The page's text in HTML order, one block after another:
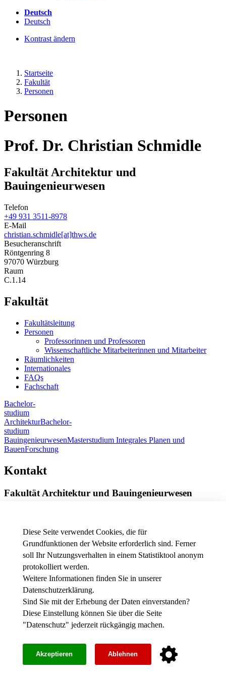
Diese Seite verwendet Cookies, die für
Grundfunktionen der Website erforderlich sind. Ferner
soll Ihr Nutzungsverhalten in einem Statistiktool anonym
protokolliert werden.
Weitere Informationen finden Sie in unserer
Datenschutzerklärung.
Sind Sie mit der Erhebung der Daten einverstanden?
Diese Einstellung können Sie über die Seite
"Datenschutz" jederzeit rückgängig machen.
Akzeptieren Ablehnen
Deutsch
Deutsch
Kontrast ändern
Startseite
Fakultät
Personen
Personen
Prof. Dr. Christian Schmidle
Fakultät Architektur und
Bauingenieurwesen
Telefon
+49 931 3511-8978
E-Mail
christian.schmidle[at]thws.de
Besucheranschrift
Röntgenring 8
97070 Würzburg
Raum
C.1.14
Fakultät
Fakultätsleitung
Personen
Professorinnen und Professoren
Wissenschaftliche Mitarbeiterinnen und Mitarbeiter
Räumlichkeiten
Internationales
FAQs
Fachschaft
Bachelor-
studium
ArchitekturBachelor-
studium
BauingenieurwesenMasterstudium Integrales Planen und
BauenForschung
Kontakt
Fakultät Architektur und Bauingenieurwesen
Telefon
+49 931 3511-9002
E-Maildekanat.fab[at]thws.de
Anfahrt| Wegbeschreibung
News - Presse
Stellenausschreibungen der THWS
Intranet
Instagram
Impressum